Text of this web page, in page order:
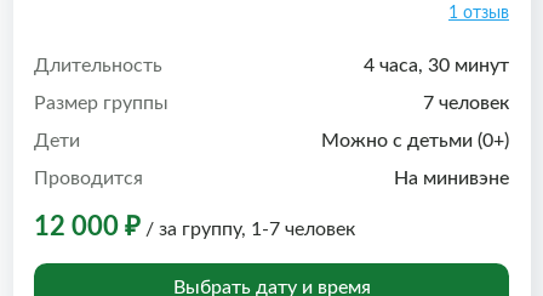
1 отзыв
Длительность
4 часа, 30 минут
Размер группы
7 человек
Дети
Можно с детьми (0+)
Проводится
На минивэне
12 000 ₽ / за группу, 1-7 человек
Выбрать дату и время